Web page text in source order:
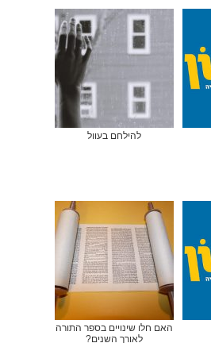
להילחם בעוול
האם חלו שינויים בספר התורה
לאורך השנים?